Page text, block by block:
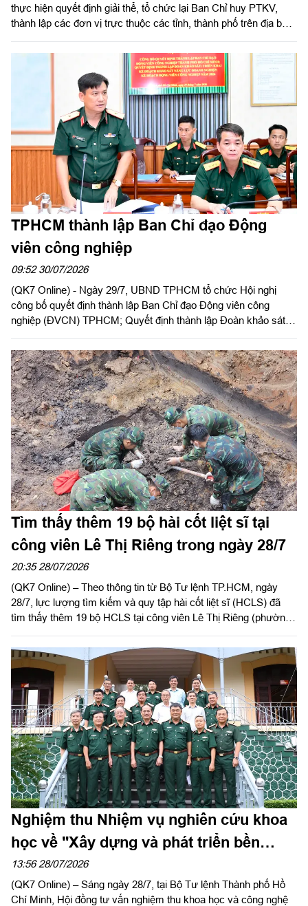
thực hiện quyết định giải thể, tổ chức lại Ban Chỉ huy PTKV,
thành lập các đơn vị trực thuộc các tỉnh, thành phố trên địa bàn
Quân khu, Đại tá Trần Hữu Nhân, Phó Tham mưu trưởng Quân
khu và đoàn công tác tiến hành kiểm tra Bộ Tư lệnh Thành phố
Hồ Chí Minh. Thiếu tướng Phan Quốc Việt, Phó Tư lệnh, Tham
mưu trưởng Bộ Tư lệnh Thành phố và cơ quan Bộ Tư lệnh
Thành phố làm việc với đoàn.
TPHCM thành lập Ban Chỉ đạo Động
viên công nghiệp
09:52 30/07/2026
(QK7 Online) - Ngày 29/7, UBND TPHCM tổ chức Hội nghị
công bố quyết định thành lập Ban Chỉ đạo Động viên công
nghiệp (ĐVCN) TPHCM; Quyết định thành lập Đoàn khảo sát
hoạch động viên công nghiệp năm 2026. Đồng chí Trần Văn
Bảy, Phó Chủ tịch UBND Thành phố chủ trì hội nghị. Dự có
Thiếu tướng Phan Quốc Việt, Phó Tư lệnh, Tham mưu trưởng
Bộ Tư lệnh TPHCM cùng các sở, ban, ngành Thành phố, các
doanh nghiệp ĐVCN được giao nhiệm vụ.
Tìm thấy thêm 19 bộ hài cốt liệt sĩ tại
công viên Lê Thị Riêng trong ngày 28/7
20:35 28/07/2026
(QK7 Online) – Theo thông tin từ Bộ Tư lệnh TP.HCM, ngày
28/7, lực lượng tìm kiếm và quy tập hài cốt liệt sĩ (HCLS) đã
tìm thấy thêm 19 bộ HCLS tại công viên Lê Thị Riêng (phường
Nghiệm thu Nhiệm vụ nghiên cứu khoa
học về "Xây dựng và phát triển bền
vững tiềm lực quốc phòng Thành phố
Hồ Chí Minh trong thời kỳ mới"
13:56 28/07/2026
(QK7 Online) – Sáng ngày 28/7, tại Bộ Tư lệnh Thành phố Hồ
Chí Minh, Hội đồng tư vấn nghiệm thu khoa học và công nghệ